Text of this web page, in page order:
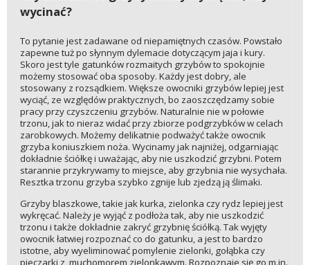
wycinać?
To pytanie jest zadawane od niepamiętnych czasów. Powstało
zapewne tuż po słynnym dylemacie dotyczącym jaja i kury.
Skoro jest tyle gatunków rozmaitych grzybów to spokojnie
możemy stosować oba sposoby. Każdy jest dobry, ale
stosowany z rozsądkiem. Większe owocniki grzybów lepiej jest
wyciąć, ze względów praktycznych, bo zaoszczędzamy sobie
pracy przy czyszczeniu grzybów. Naturalnie nie w połowie
trzonu, jak to nieraz widać przy zbiorze podgrzybków w celach
zarobkowych. Możemy delikatnie podważyć także owocnik
grzyba koniuszkiem noża. Wycinamy jak najniżej, odgarniając
dokładnie ściółkę i uważając, aby nie uszkodzić grzybni. Potem
starannie przykrywamy to miejsce, aby grzybnia nie wysychała.
Resztka trzonu grzyba szybko zgnije lub zjedzą ją ślimaki.
Grzyby blaszkowe, takie jak kurka, zielonka czy rydz lepiej jest
wykręcać. Należy je wyjąć z podłoża tak, aby nie uszkodzić
trzonu i także dokładnie zakryć grzybnię ściółką. Tak wyjęty
owocnik łatwiej rozpoznać co do gatunku, a jest to bardzo
istotne, aby wyeliminować pomylenie zielonki, gołąbka czy
pieczarki z muchomorem zielonkawym. Rozpoznaje się go m.in.